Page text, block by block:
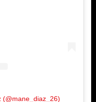
(@mane_diaz_26)